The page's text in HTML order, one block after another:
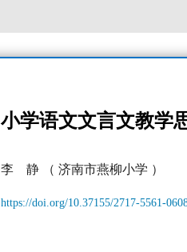
小学语文文言文教学
李 静 （ 济南市燕柳小学 ）
https://doi.org/10.37155/2717-5561-